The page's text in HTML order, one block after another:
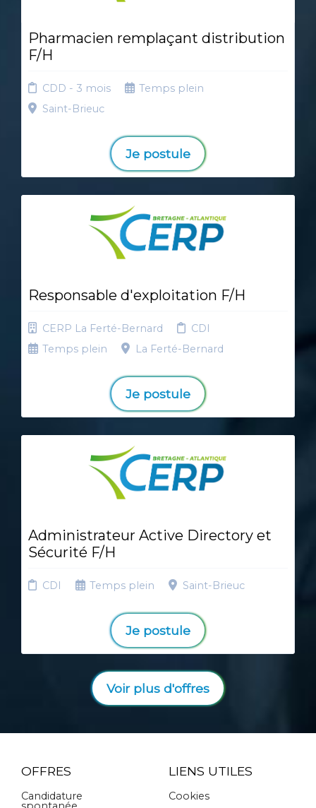
Pharmacien remplaçant distribution
F/H
CDD - 3 mois
Temps plein
Saint-Brieuc
Je postule
Responsable d'exploitation F/H
CERP La Ferté-Bernard
CDI
Temps plein
La Ferté-Bernard
Je postule
Administrateur Active Directory et
Sécurité F/H
CDI Temps plein Saint-Brieuc
Je postule
Voir plus d'offres
OFFRES
Candidature
LIENS UTILES
Cookies